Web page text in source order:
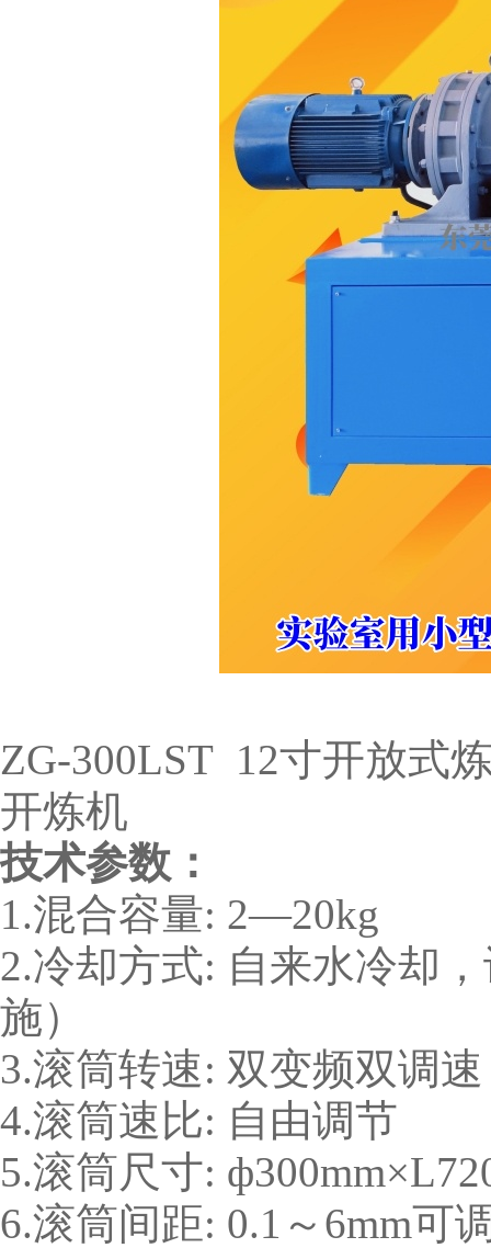
ZG-300LST 12寸开放式
开炼机
技术参数：
1.混合容量: 2—20kg
2.冷却方式: 自来水冷却
施）
3.滚筒转速: 双变频双调速
4.滚筒速比: 自由调节
5.滚筒尺寸:
6.滚筒间距: 0.1～6mm可